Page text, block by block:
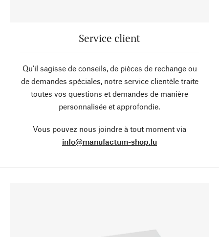
Service client
Qu’il sagisse de conseils, de pièces de rechange ou
de demandes spéciales, notre service clientèle traite
toutes vos questions et demandes de manière
personnalisée et approfondie.
Vous pouvez nous joindre à tout moment via
info@manufactum-shop.lu